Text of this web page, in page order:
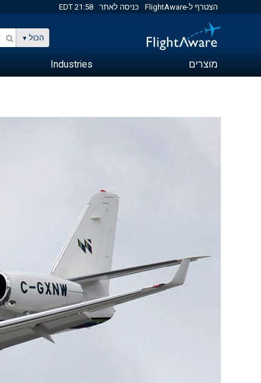
הצטרף ל-FlightAware כניסה לאתר 21:58 EDT
הכול
מוצרים Industries